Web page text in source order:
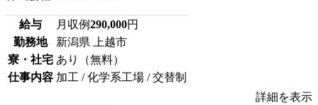
給与 月収例290,000円
勤務地
新潟県 上越市
寮・社宅 あり（無料）
仕事内容 加工 / 化学系工場 / 交替制
詳細を表示